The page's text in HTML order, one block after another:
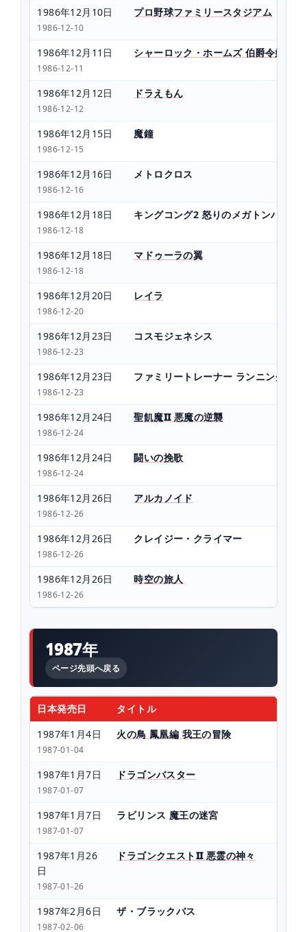
1986年12月10日
1986-12-10
プロ野球ファミリースタジアム
1986年12月11日
1986-12-11
シャーロック・ホームズ 伯爵令嬢誘
1986年12月12日
1986-12-12
ドラえもん
1986年12月15日
1986-12-15
魔鐘
1986年12月16日
1986-12-16
メトロクロス
1986年12月18日
1986-12-18
キングコング2 怒りのメガトンパンチ
1986年12月18日
1986-12-18
マドゥーラの翼
1986年12月20日
1986-12-20
レイラ
1986年12月23日
1986-12-23
コスモジェネシス
1986年12月23日
1986-12-23
ファミリートレーナー ランニングス
1986年12月24日
1986-12-24
聖飢魔II 悪魔の逆襲
1986年12月24日
1986-12-24
闘いの挽歌
1986年12月26日
1986-12-26
アルカノイド
1986年12月26日
1986-12-26
クレイジー・クライマー
1986年12月26日
1986-12-26
時空の旅人
1987年
ページ先頭へ戻る
日本発売日
タイトル
1987年1月4日
1987-01-04
火の鳥 鳳凰編 我王の冒険
1987年1月7日
1987-01-07
ドラゴンバスター
1987年1月7日
1987-01-07
ラビリンス 魔王の迷宮
1987年1月26
日
1987-01-26
ドラゴンクエストII 悪霊の神々
1987年2月6日
1987-02-06
ザ・ブラックバス